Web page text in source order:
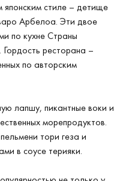
японским стиле – детище
Арбелоа. Эти двое
по кухне Страны
ресторана –
по авторским
лапшу, пикантные воки и
морепродуктов.
тори геза и
в соусе терияки.